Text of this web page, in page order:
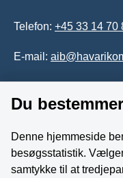
Telefon: +45 33 14 70
E-mail:
Whistleblowerordning
Følg os på
Du
Denne hjemmeside
besøgsstatistik.
samtykke til at